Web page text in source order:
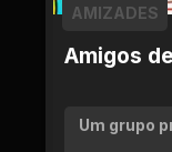
Amigos
AMIZADES
Um grupo